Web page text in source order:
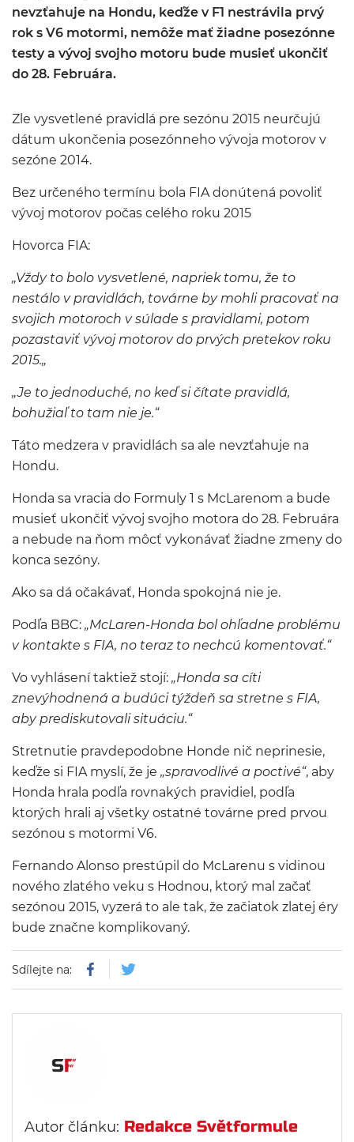
nevzťahuje na Hondu, keďže v F1 nestrávila prvý
rok s V6 motormi, nemôže mať žiadne posezónne
testy a vývoj svojho motoru bude musieť ukončiť
do 28. Februára.
Zle vysvetlené pravidlá pre sezónu 2015 neurčujú
dátum ukončenia posezónneho vývoja motorov v
sezóne 2014.
Bez určeného termínu bola FIA donútená povoliť
vývoj motorov počas celého roku 2015
Hovorca FIA:
„Vždy to bolo vysvetlené, napriek tomu, že to
nestálo v pravidlách, továrne by mohli pracovať na
svojich motoroch v súlade s pravidlami, potom
pozastaviť vývoj motorov do prvých pretekov roku
2015.„
„Je to jednoduché, no keď si čítate pravidlá,
bohužiaľ to tam nie je.“
Táto medzera v pravidlách sa ale nevzťahuje na
Hondu.
Honda sa vracia do Formuly 1 s McLarenom a bude
musieť ukončiť vývoj svojho motora do 28. Februára
a nebude na ňom môcť vykonávať žiadne zmeny do
konca sezóny.
Ako sa dá očakávať, Honda spokojná nie je.
Podľa BBC: „McLaren-Honda bol ohľadne problému
v kontakte s FIA, no teraz to nechcú komentovať.“
Vo vyhlásení taktiež stojí: „Honda sa cíti
znevýhodnená a budúci týždeň sa stretne s FIA,
aby prediskutovali situáciu.“
Stretnutie pravdepodobne Honde nič neprinesie,
keďže si FIA myslí, že je „spravodlivé a poctivé“, aby
Honda hrala podľa rovnakých pravidiel, podľa
ktorých hrali aj všetky ostatné továrne pred prvou
sezónou s motormi V6.
Fernando Alonso prestúpil do McLarenu s vidinou
nového zlatého veku s Hodnou, ktorý mal začať
sezónou 2015, vyzerá to ale tak, že začiatok zlatej éry
bude značne komplikovaný.
Sdílejte na:
Autor článku: Redakce Světformule